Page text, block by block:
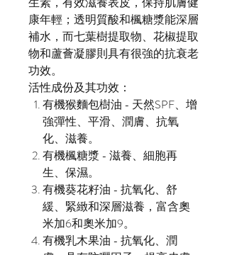
康年輕；透明質酸和楓糖漿能深層
補水，而七葉樹提取物、花椒提取
物和蘆薈凝膠則具有很強的抗衰老
功效。
活性成份及其功效：
有機猴麵包樹油 - 天然SPF、增
強彈性、平滑、潤膚、抗氧
化、滋養。
有機楓糖漿 - 滋養、細胞再
生、保濕。
有機葵花籽油 - 抗氧化、舒
緩、緊緻和深層滋養，富含奧
米加6和奧米加9。
有機乳木果油 - 抗氧化、潤